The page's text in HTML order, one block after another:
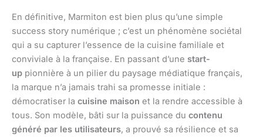
En définitive, Marmiton est bien plus qu’une simple
success story numérique ; c’est un phénomène sociétal
qui a su capturer l’essence de la cuisine familiale et
conviviale à la française. En passant d’une start-
up pionnière à un pilier du paysage médiatique français,
la marque n’a jamais trahi sa promesse initiale :
démocratiser la cuisine maison et la rendre accessible à
tous. Son modèle, bâti sur la puissance du contenu
généré par les utilisateurs, a prouvé sa résilience et sa